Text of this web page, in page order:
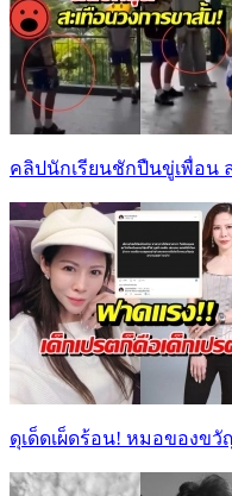
คลิปนักเรียนชักปืนขู่เพื่อน
ดุเด็ดเผ็ดร้อน! หมอของข